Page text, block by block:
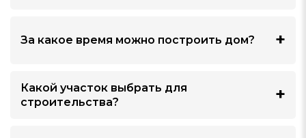
За какое время можно построить дом?
Какой участок выбрать для
строительства?